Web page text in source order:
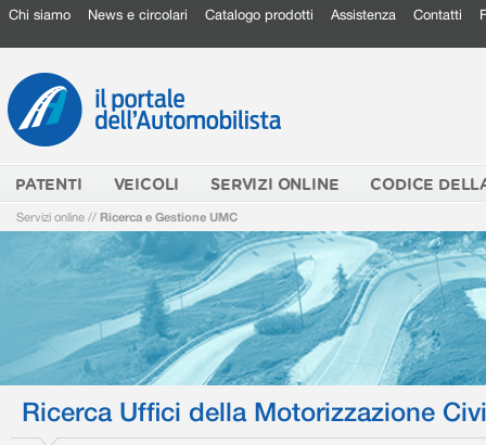
Chi siamo News e circolari Catalogo prodotti Assistenza Contatti
PATENTI VEICOLI SERVIZI ONLINE CODICE
Servizi online // Ricerca e Gestione UMC
Ricerca Uffici della Motorizzazione